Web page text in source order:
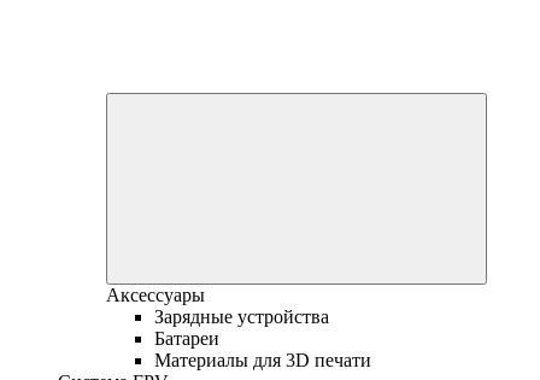
Аксессуары
Зарядные устройства
Батареи
Материалы для 3D печати